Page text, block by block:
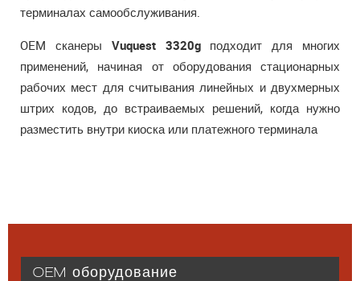
терминалах самообслуживания.
OEM сканеры Vuquest 3320gподходит для многих
применений, начиная от оборудования стационарных
рабочих мест для считывания линейных и двухмерных
штрих кодов, до встраиваемых решений, когда нужно
разместить внутри киоска или платежного терминала
OEM оборудование